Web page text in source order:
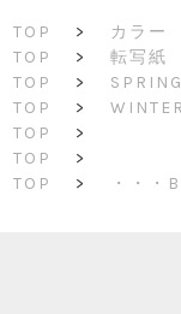
TOP > カラー
TOP
> 転写紙
TOP
>
SPRING
TOP
>
WINTER
TOP
>
TOP
>
TOP
> ・・・